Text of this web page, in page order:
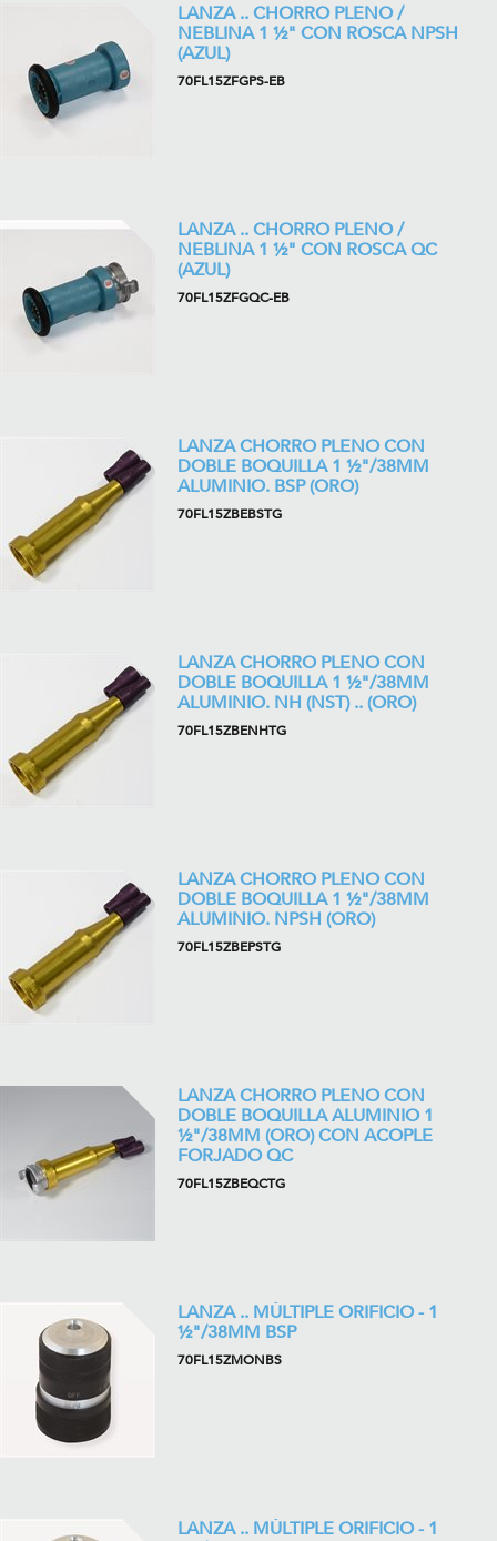
LANZA .. CHORRO PLENO /
NEBLINA 1 ½" CON ROSCA NPSH
(AZUL)
70FL15ZFGPS-EB
LANZA .. CHORRO PLENO /
NEBLINA 1 ½" CON ROSCA QC
(AZUL)
70FL15ZFGQC-EB
LANZA CHORRO PLENO CON
DOBLE BOQUILLA 1 ½"/38MM
ALUMINIO. BSP (ORO)
70FL15ZBEBSTG
LANZA CHORRO PLENO CON
DOBLE BOQUILLA 1 ½"/38MM
ALUMINIO. NH (NST) .. (ORO)
70FL15ZBENHTG
LANZA CHORRO PLENO CON
DOBLE BOQUILLA 1 ½"/38MM
ALUMINIO. NPSH (ORO)
70FL15ZBEPSTG
LANZA CHORRO PLENO CON
DOBLE BOQUILLA ALUMINIO 1
½"/38MM (ORO) CON ACOPLE
FORJADO QC
70FL15ZBEQCTG
LANZA .. MÚLTIPLE ORIFICIO - 1
½"/38MM BSP
70FL15ZMONBS
LANZA .. MÚLTIPLE ORIFICIO - 1